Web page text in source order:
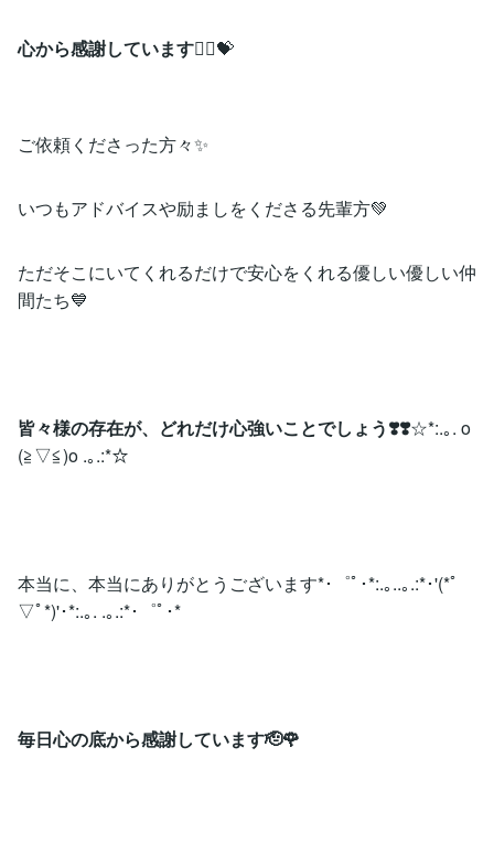
心から感謝しています🙇‍♀️💝
ご依頼くださった方々✨
いつもアドバイスや励ましをくださる先輩方💚
ただそこにいてくれるだけで安心をくれる優しい優しい仲
間たち💙
皆々様の存在が、どれだけ心強いことでしょう❣️❣️☆*:.｡. o
(≧▽≦)o .｡.:*☆
本当に、本当にありがとうございます*･゜ﾟ･*:.｡..｡.:*･'(*ﾟ
▽ﾟ*)'･*:.｡. .｡.:*･゜ﾟ･*
毎日心の底から感謝しています🫡🌹